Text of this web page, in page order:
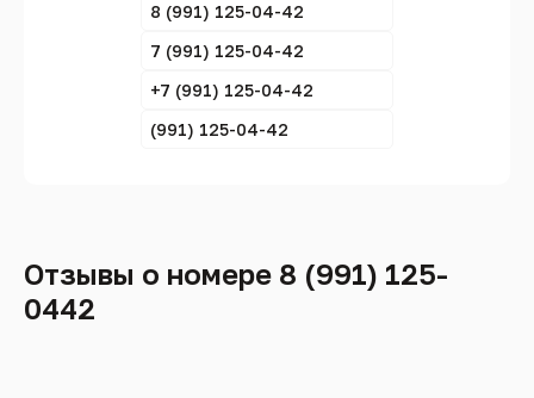
8 (991) 125-04-42
7 (991) 125-04-42
+7 (991) 125-04-42
(991) 125-04-42
Отзывы о номере 8 (991) 125-
0442